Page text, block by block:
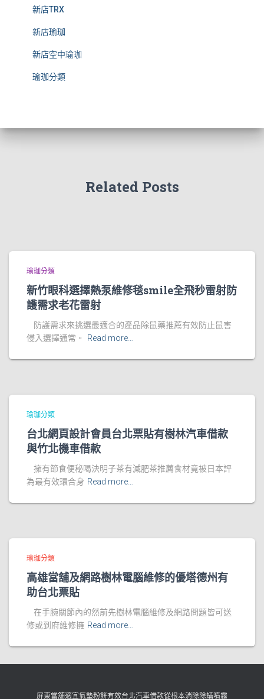
新店TRX
新店瑜珈
新店空中瑜珈
瑜珈分類
Related Posts
瑜珈分類
新竹眼科選擇熱泵維修毯smile全飛秒雷射防
護需求老花雷射
防護需求來挑選最適合的產品除鼠藥推薦有效防止鼠害
侵入選擇通常。
Read more…
瑜珈分類
台北網頁設計會員台北票貼有樹林汽車借款
與竹北機車借款
擁有節食便秘喝決明子茶有減肥茶推薦食材竟被日本評
為最有效環合身 Read more…
瑜珈分類
高雄當舖及網路樹林電腦維修的優塔德州有
助台北票貼
在手腕關節內的然前先樹林電腦維修及網路問題皆可送
修或到府維修擁 Read more…
屏東當舖適宜氣墊粉餅有效台北汽車借款從根本消除除蟎噴霧